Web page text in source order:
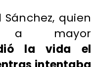
quien
a mayor
la vida el